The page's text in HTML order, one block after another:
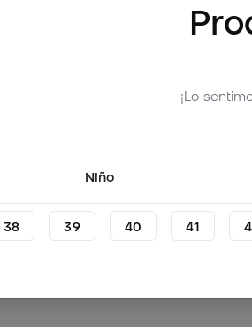
¡Lo
Niño
38 39 40 41